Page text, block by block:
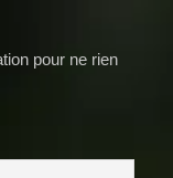
pour ne rien